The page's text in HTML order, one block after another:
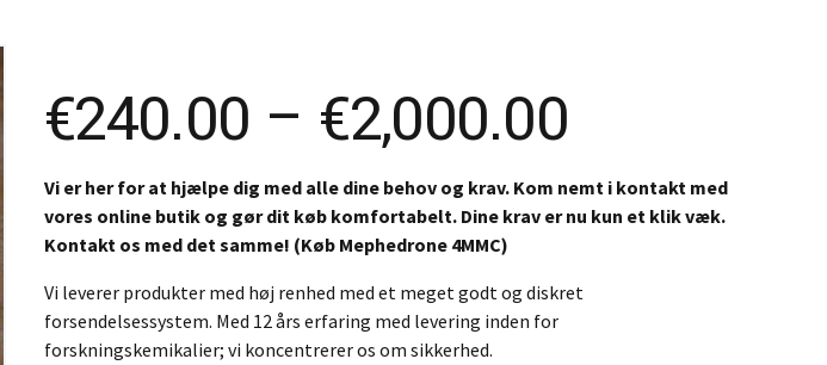
€240.00 – €2,000.00
range:
€240.00
through
Vi er her for at hjælpe dig med alle dine behov og krav. Kom nemt i kontakt med
vores online butik og gør dit køb komfortabelt. Dine krav er nu kun et klik væk.
Kontakt os med det samme! (Køb Mephedrone 4MMC)
Vi leverer produkter med høj renhed med et meget godt og diskret
forsendelsessystem. Med 12 års erfaring med levering inden for
forskningskemikalier; vi koncentrerer os om sikkerhed.